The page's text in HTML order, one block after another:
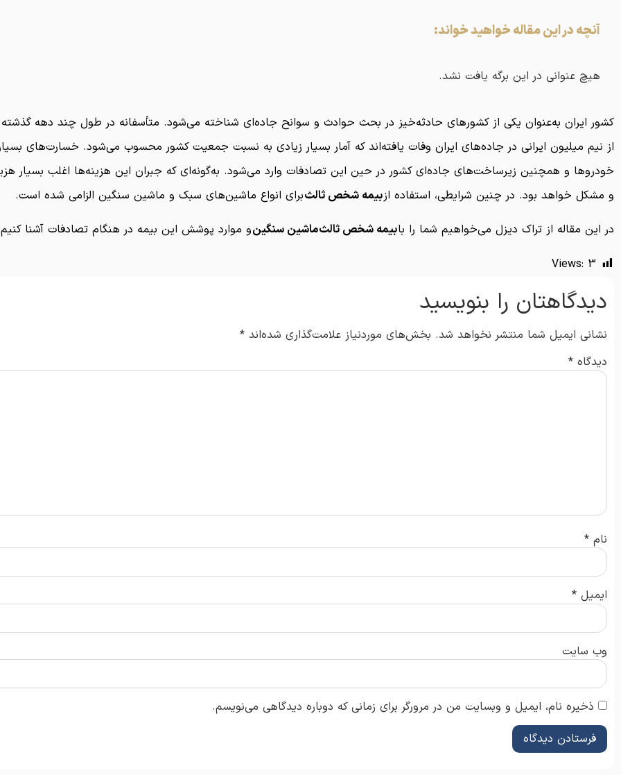
آنچه در این مقاله خواهید خواند:
هیچ عنوانی در این برگه یافت نشد.
کشور ایران به‌عنوان یکی از کشورهای حادثه‌خیز در بحث حوادث و سوانح جاده‌ای شناخته می‌شود. متأسفانه در طول چند دهه
از نیم میلیون ایرانی در جاده‌های ایران وفات یافته‌اند که آمار بسیار زیادی به نسبت جمعیت کشور محسوب می‌شود. خسارت‌های
خودروها و همچنین زیرساخت‌های جاده‌ای کشور در حین این تصادفات وارد می‌شود. به‌گونه‌ای که جبران این هزینه‌ها اغلب بسیار
و مشکل خواهد بود. در چنین شرایطی، استفاده ازبیمه شخص ثالثبرای انواع ماشین‌های سبک و ماشین سنگین الزامی شده است.
در این مقاله از تراک دیزل می‌خواهیم شما را بابیمه شخص ثالثماشین سنگینو موارد پوشش این بیمه در هنگام تصادفات آشنا
Views: 3
دیدگاهتان را بنویسید
نشانی ایمیل شما منتشر نخواهد شد. بخش‌های موردنیاز علامت‌گذاری شده‌اند *
دیدگاه *
نام *
ایمیل *
وب‌ سایت
ذخیره نام، ایمیل و وبسایت من در مرورگر برای زمانی که دوباره دیدگاهی می‌نویسم.